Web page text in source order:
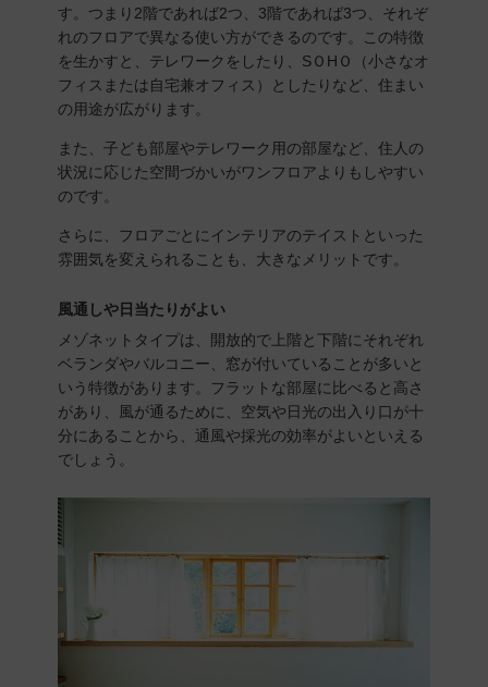
す。つまり2階であれば2つ、3階であれば3つ、それぞ
れのフロアで異なる使い方ができるのです。この特徴
を生かすと、テレワークをしたり、SＯHＯ（小さなオ
フィスまたは自宅兼オフィス）としたりなど、住まい
の用途が広がります。
また、子ども部屋やテレワーク用の部屋など、住人の
状況に応じた空間づかいがワンフロアよりもしやすい
のです。
さらに、フロアごとにインテリアのテイストといった
雰囲気を変えられることも、大きなメリットです。
風通しや日当たりがよい
メゾネットタイプは、開放的で上階と下階にそれぞれ
ベランダやバルコニー、窓が付いていることが多いと
いう特徴があります。フラットな部屋に比べると高さ
があり、風が通るために、空気や日光の出入り口が十
分にあることから、通風や採光の効率がよいといえる
でしょう。